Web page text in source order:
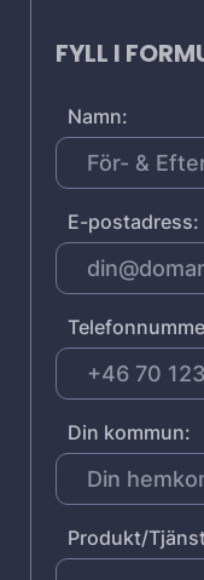
FYLL I
Namn:
E-postadress:
Din kommun:
Produkt/